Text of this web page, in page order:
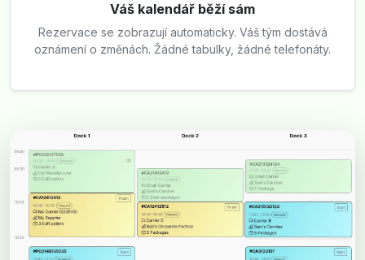
Váš kalendář běží sám
Rezervace se zobrazují automaticky. Váš tým dostává
oznámení o změnách. Žádné tabulky, žádné telefonáty.